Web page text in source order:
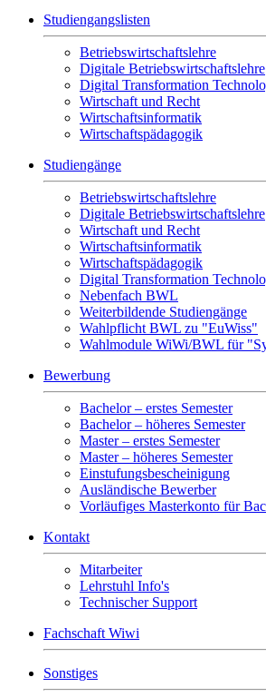
Studiengangslisten
Betriebswirtschaftslehre
Digitale Betriebswirtschaftslehre
Digital Transformation
Wirtschaft und Recht
Wirtschaftsinformatik
Wirtschaftspädagogik
Studiengänge
Betriebswirtschaftslehre
Digitale Betriebswirtschaftslehre
Wirtschaft und Recht
Wirtschaftsinformatik
Wirtschaftspädagogik
Digital Transformation
Nebenfach BWL
Weiterbildende Studiengänge
Wahlpflicht BWL zu "EuWiss"
Wahlmodule WiWi/BWL für
Bewerbung
Bachelor – erstes Semester
Bachelor – höheres Semester
Master – erstes Semester
Master – höheres Semester
Einstufungsbescheinigung
Ausländische Bewerber
Vorläufiges Masterkonto für
Kontakt
Mitarbeiter
Lehrstuhl Info's
Technischer Support
Fachschaft Wiwi
Sonstiges